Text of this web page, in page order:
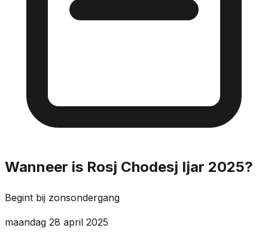
Wanneer is Rosj Chodesj Ijar 2025?
Begint bij zonsondergang
maandag 28 april 2025